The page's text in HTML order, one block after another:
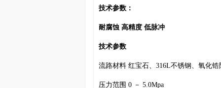
技术参数：
耐腐蚀 高精度 低脉冲
技术参数
流路材料 红宝石、316L不锈钢、氧化锆
压力范围 0 － 5.0Mpa